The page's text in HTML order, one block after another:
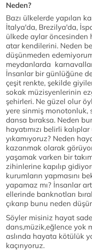
Neden?
Bazı ülkelerde yapılan
İtalya'da, Brezilya'da,
ülkede aylar öncesinden
atar kendilerini. Neden
düşünmeden
meydanlarda
İnsanlar bir günlüğüne
çeşit renkte, şekilde
sokak müzisyenlerinin
şehirleri. Ne güzel olur
yere sinmiş monotonluk,
dansa bıraksa. Neden
hayatımızı belirli
yıkamıyoruz? Neden
kazanmak olarak
yaşamak varken bir
zihinlerine kapılıp
kurumların yapmasını
yapamaz mı? İnsanlar
ellerinde banknotları
çıkarıp bunu neden
Söyler misiniz hayat
dans,müzik,eğlence yok
aslında hayata kötülük
kaçırıyoruz.